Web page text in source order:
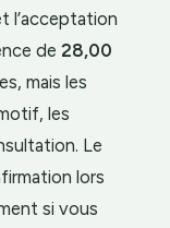
l’acceptation
de 28,00
mais les
les
Le
lors
si vous